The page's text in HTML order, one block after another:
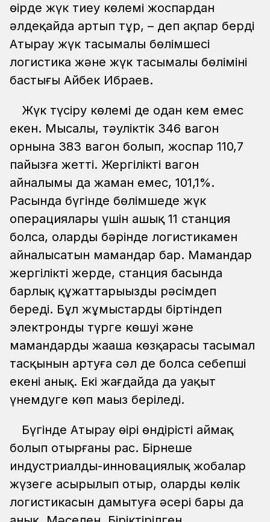
өңірде жүк тиеу көлемі жоспардан
әлдеқайда артып тұр, – деп ақпар берді
Атырау жүк тасымалы бөлімшесі
логистика және жүк тасымалы бөлімінің
бастығы Айбек Ибраев.
Жүк түсіру көлемі де одан кем емес
екен. Мысалы, тәуліктік 346 вагон
орнына 383 вагон болып, жоспар 110,7
пайызға жетті. Жергілікті вагон
айналымы да жаман емес, 101,1%.
Расында бүгінде бөлімшеде жүк
операциялары үшін ашық 11 станция
болса, олардың бәрінде логистикамен
айналысатын мамандар бар. Мамандар
жергілікті жерде, станция басында
барлық құжаттарыңызды рәсімдеп
береді. Бұл жұмыстардың біртіндеп
электронды түрге көшуі және
мамандардың жаңаша көзқарасы тасымал
тасқынын артуға сәл де болса себепші
екені анық. Екі жағдайда да уақыт
үнемдуге көп маңыз беріледі.
Бүгінде Атырау өңірі өндірісті аймақ
болып отырғаны рас. Бірнеше
индустриалды-инновациялық жобалар
жүзеге асырылып отыр, олардың көлік
логистикасын дамытуға әсері бары да